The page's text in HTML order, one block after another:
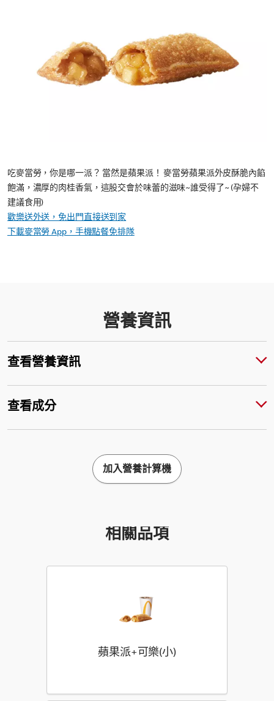
吃麥當勞，你是哪一派？ 當然是蘋果派！ 麥當勞蘋果派外皮酥脆內餡
飽滿，濃厚的肉桂香氣，這股交會於味蕾的滋味~誰受得了~ (孕婦不
建議食用)
歡樂送外送，免出門直接送到家
下載麥當勞 App，手機點餐免排隊
營養資訊
查看營養資訊
查看成分
加入營養計算機
相關品項
蘋果派+可樂(小)